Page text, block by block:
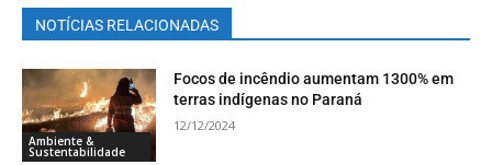
NOTÍCIAS RELACIONADAS
Ambiente &
Sustentabilidade
Focos de incêndio aumentam 1300% em
terras indígenas no Paraná
12/12/2024